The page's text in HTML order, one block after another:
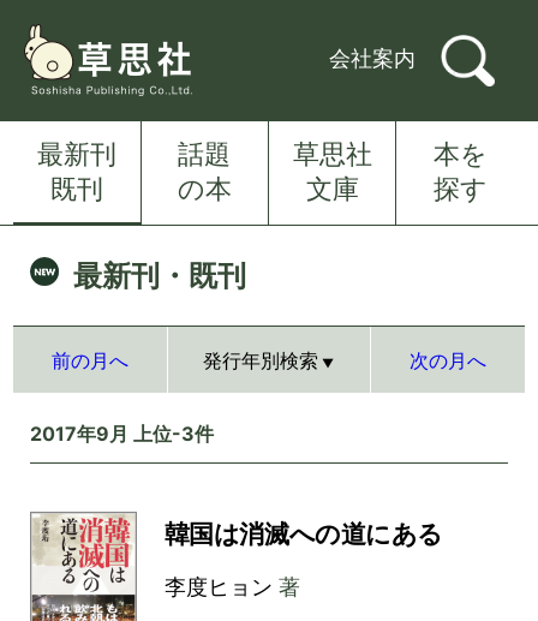
会社案内
最新刊
既刊
話題
の本
草思社
文庫
本を
探す
最新刊・既刊
前の月へ 発行年別検索 次の月へ
2017年9月 上位-3件
韓国は消滅への道にある
李度ヒョン 著